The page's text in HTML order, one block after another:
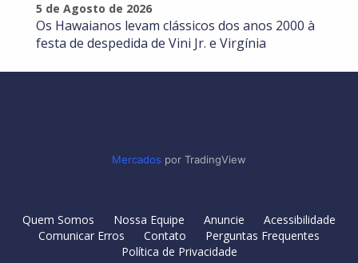
5 de Agosto de 2026
Os Hawaianos levam clássicos dos anos 2000 à
festa de despedida de Vini Jr. e Virgínia
Mercados por TradingView
Quem Somos Nossa Equipe Anuncie
Acessibilidade
Comunicar Erros
Contato
Perguntas Frequentes
Política de Privacidade